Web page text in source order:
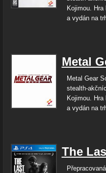
Kojimou.
a vydán na
Metal
Metal Gear
stealth-
Kojimou.
a vydán na
The